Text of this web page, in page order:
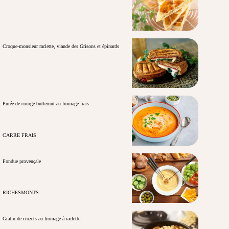
Croque-monsieur raclette, viande des Grisons et épinards
Purée de courge butternut au fromage frais
CARRE FRAIS
Fondue provençale
RICHESMONTS
Gratin de crozets au fromage à raclette